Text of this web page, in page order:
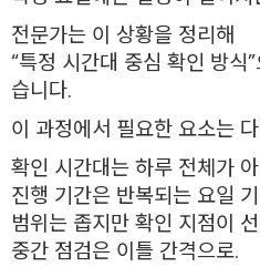
전문가는 이 상황을 정리해
“특정 시간대 중심 확인 방식
습니다.
이 과정에서 필요한 요소는
확인 시간대는 하루 전체가
진행 기간은 반복되는 요일
범위는 좁지만 확인 지점이
중간 점검은 이틀 간격으로.